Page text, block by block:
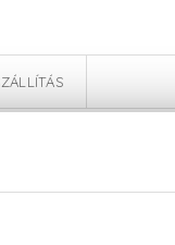
De Parfum